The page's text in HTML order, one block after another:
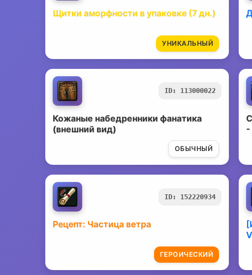
Щитки аморфности в упаковке (7 дн.)
УНИКАЛЬНЫЙ
ID: 113000022
Кожаные набедренники фанатика
(внешний вид)
ОБЫЧНЫЙ
-
ID: 152220934
Рецепт: Частица ветра
ГЕРОИЧЕСКИЙ